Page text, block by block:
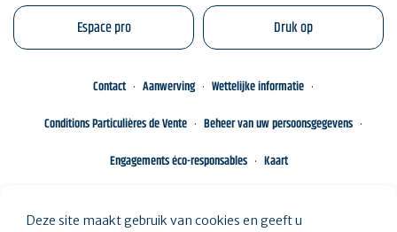
Espace pro Druk op
Contact Aanwerving
Wettelijke informatie
Conditions Particulières de Vente
Beheer van uw persoonsgegevens
Engagements éco-responsables
Kaart
Deze site maakt gebruik van cookies en geeft u